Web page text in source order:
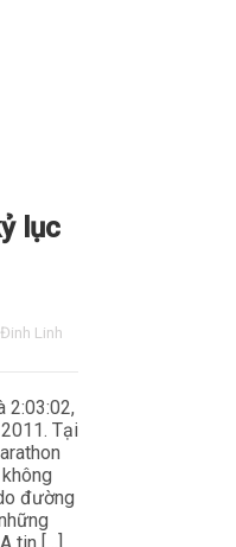
lục
Đinh Linh
2:03:02,
Tại
đường